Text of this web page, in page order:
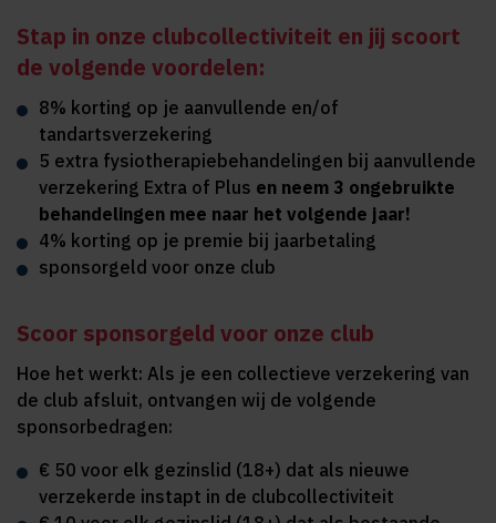
Stap in onze clubcollectiviteit en jij scoort
de volgende voordelen:
8% korting op je aanvullende en/of
tandartsverzekering
5 extra fysiotherapiebehandelingen bij aanvullende
verzekering Extra of Plus en neem 3 ongebruikte
behandelingen mee naar het volgende jaar!
4% korting op je premie bij jaarbetaling
sponsorgeld voor onze club
Scoor sponsorgeld voor onze club
Hoe het werkt: Als je een collectieve verzekering van
de club afsluit, ontvangen wij de volgende
sponsorbedragen:
€ 50 voor elk gezinslid (18+) dat als nieuwe
verzekerde instapt in de clubcollectiviteit